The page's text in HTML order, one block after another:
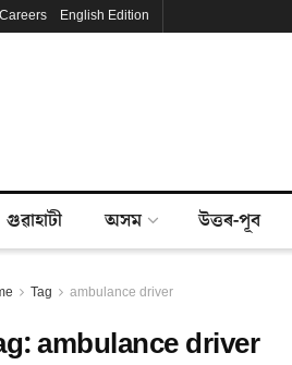
Careers English Edition
গুৱাহাটী অসম উত্তৰ-পূব
Tag ambulance driver
ambulance driver